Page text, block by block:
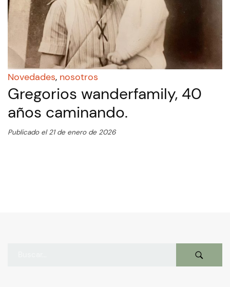
Novedades, nosotros
Gregorios wanderfamily, 40
años caminando.
Publicado el 21 de enero de 2026